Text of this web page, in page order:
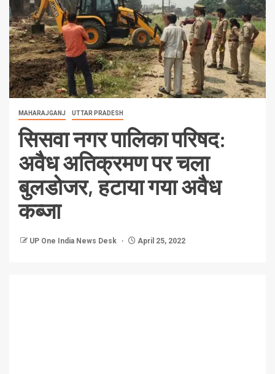
MAHARAJGANJ UTTAR PRADESH
सिसवा नगर पालिका परिषद:
अवैध अतिक्रमण पर चला
बुलडोजर, हटाया गया अवैध
कब्जा
UP One India News Desk April 25, 2022